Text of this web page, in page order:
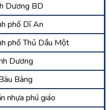
Dương BD
phố Dĩ An
phố Thủ Dầu Một
Dương
Bàng
nhựa phú giáo